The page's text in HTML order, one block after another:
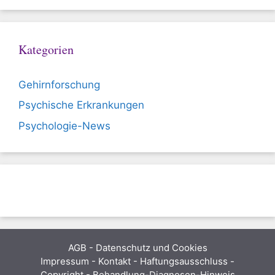
Kategorien
Gehirnforschung
Psychische Erkrankungen
Psychologie-News
AGB - Datenschutz und Cookies
Impressum - Kontakt - Haftungsausschluss -